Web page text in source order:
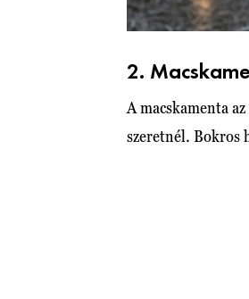
2.
A macskamenta
szeretnél. Bokros